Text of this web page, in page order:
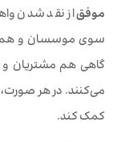
موفقاز نقد شدن
سوی موسسان و
گاهی هم مشتریان و
می‌کنند. در هر صورت،
کمک کند.